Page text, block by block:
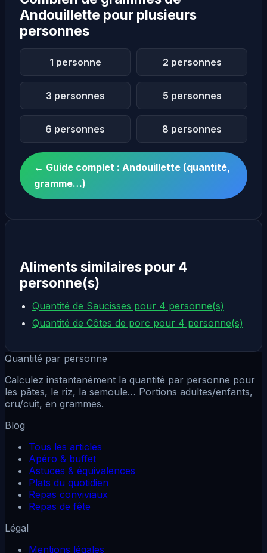
Andouillette pour plusieurs
personnes
1 personne 2 personnes
3 personnes 5 personnes
6 personnes 8 personnes
← Guide complet : Andouillette (quantité,
gramme…)
Aliments similaires pour 4
personne(s)
Quantité de Saucisses pour 4 personne(s)
Quantité de Côtes de porc pour 4 personne(s)
Quantité par personne
Calculez instantanément la quantité par personne pour
les pâtes, le riz, la semoule… Portions adultes/enfants,
cru/cuit, en grammes.
Blog
Tous les articles
Apéro & buffet
Astuces & équivalences
Plats du quotidien
Repas conviviaux
Repas de fête
Légal
Mentions légales